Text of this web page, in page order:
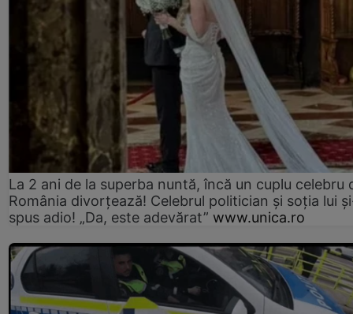
La 2 ani de la superba nuntă, încă un cuplu celebru
România divorțează! Celebrul politician și soția lui
spus adio! „Da, este adevărat” www.unica.ro